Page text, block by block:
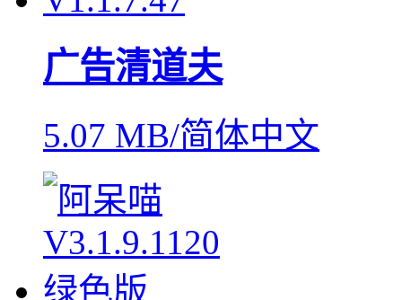
广告清道夫
5.07 MB/简体中文